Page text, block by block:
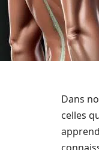
Dans
celles